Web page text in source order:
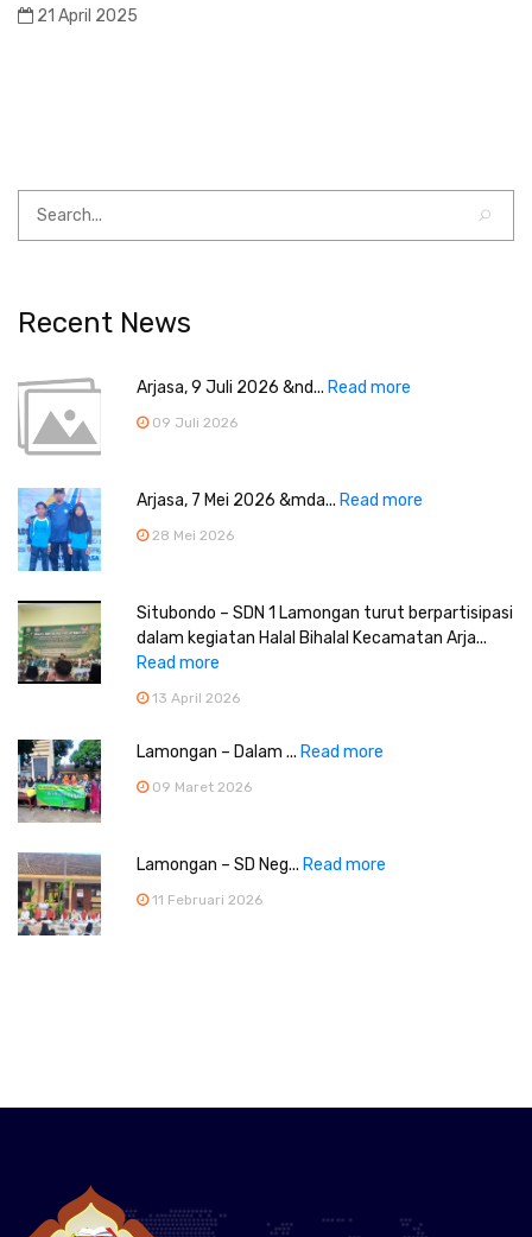
21 April 2025
Recent News
Arjasa, 9 Juli 2026 &nd... Read more
09 Juli 2026
Arjasa, 7 Mei 2026 &mda... Read more
28 Mei 2026
Situbondo – SDN 1 Lamongan turut berpartisipasi
dalam kegiatan Halal Bihalal Kecamatan Arja...
Read more
13 April 2026
Lamongan – Dalam ... Read more
09 Maret 2026
Lamongan – SD Neg... Read more
11 Februari 2026